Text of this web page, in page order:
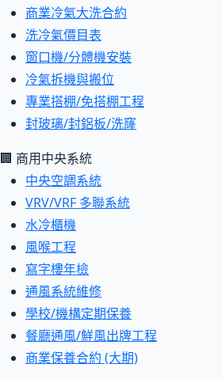
商業冷氣大洗合約
洗冷氣價目表
窗口機/分體機安裝
冷氣拆機與搬位
專業搭棚/免搭棚工程
封玻璃/封鋁板/洗窿
🏢 商用中央系統
中央空調系統
VRV/VRF 多聯系統
水冷櫃機
風喉工程
寫字樓年檢
通風系統維修
學校/機構定期保養
餐廳通風/鮮風出牌工程
商業保養合約 (大期)